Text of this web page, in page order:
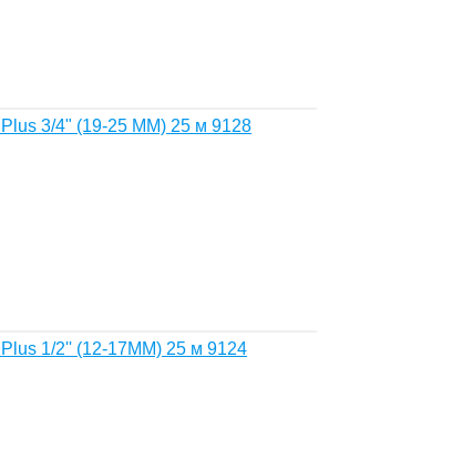
3/4" (19-25 MM) 25 м 9128
1/2'' (12-17MM) 25 м 9124